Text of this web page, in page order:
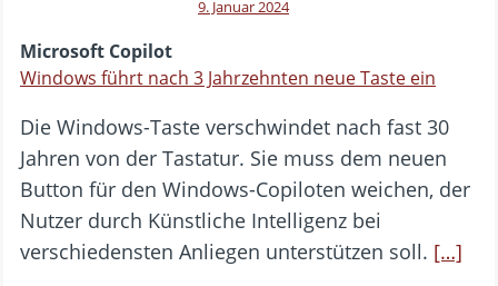
9. Januar 2024
Microsoft Copilot
Windows führt nach 3 Jahrzehnten neue Taste ein
Die Windows-Taste verschwindet nach fast 30
Jahren von der Tastatur. Sie muss dem neuen
Button für den Windows-Copiloten weichen, der
Nutzer durch Künstliche Intelligenz bei
verschiedensten Anliegen unterstützen soll. […]